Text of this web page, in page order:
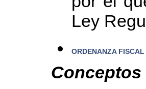
Ley
ORDENANZA